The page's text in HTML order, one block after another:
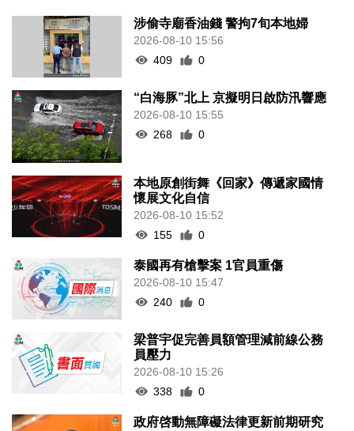
涉偷寺廟香油錢 警拘7旬本地婦
2026-08-10 15:56
409
0
“白海豚”北上 京擬明日啟防汛響應
2026-08-10 15:55
268
0
本地原創街舞《回家》傳遞家國情
懷展文化自信
2026-08-10 15:52
155
0
泰國再有槍擊案 1官員重傷
2026-08-10 15:47
240
0
梁普宇促完善員額管理減前線公務
員壓力
2026-08-10 15:26
338
0
政府啓動無障礙法律更新前期研究